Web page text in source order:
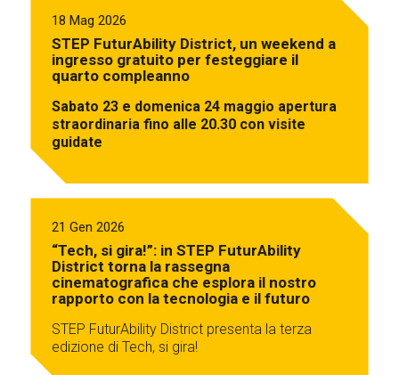
18 Mag 2026
STEP FuturAbility District, un weekend a
ingresso gratuito per festeggiare il
quarto compleanno
Sabato 23 e domenica 24 maggio apertura
straordinaria fino alle 20.30 con visite
guidate
21 Gen 2026
“Tech, si gira!”: in STEP FuturAbility
District torna la rassegna
cinematografica che esplora il nostro
rapporto con la tecnologia e il futuro
STEP FuturAbility District presenta la terza
edizione di Tech, si gira!